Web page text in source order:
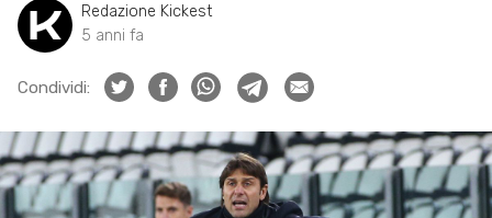
Redazione Kickest
5 anni fa
Condividi: